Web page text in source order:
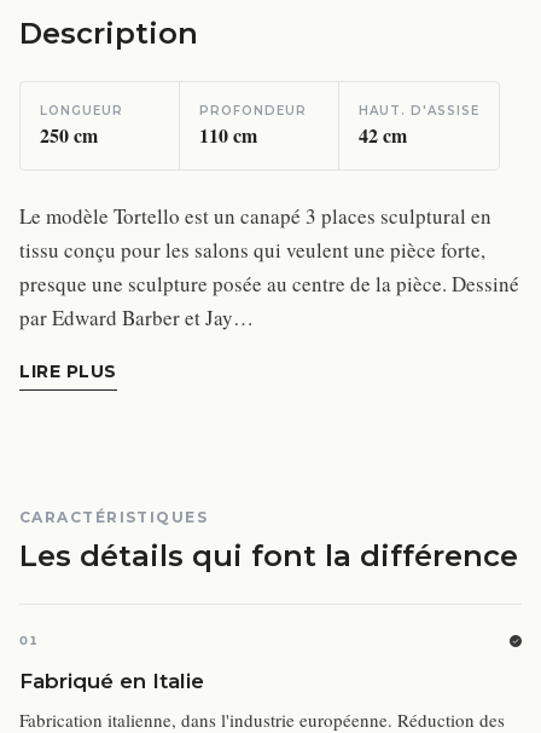
Description
LONGUEUR
250cm
PROFONDEUR
110cm
HAUT. D'ASSISE
42cm
Le modèle Tortello est un canapé 3 places sculptural en
tissu conçu pour les salons qui veulent une pièce forte,
presque une sculpture posée au centre de la pièce. Dessiné
par Edward Barber et Jay…
LIRE PLUS
CARACTÉRISTIQUES
Les détails qui font la différence
01
Fabriqué en Italie
Fabrication italienne, dans l'industrie européenne. Réduction des